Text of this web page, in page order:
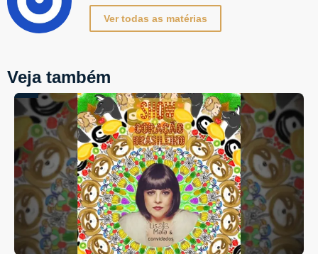
Ver todas as matérias
Veja também